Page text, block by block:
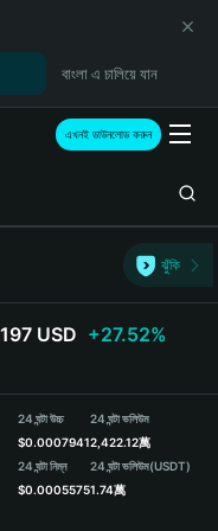
বাংলা এ চালিয়ে যান
এখনই ডাউনলোড করুন
ঝুঁকি
USD +27.52%
24 ঘন্টা উচ্চ
$0.0007941
24 ঘন্টা নিম্ন
$0.0005575
24 ঘন্টা ভলিউম
2,422.12萬
24 ঘন্টা ভলিউম(USDT)
1.74萬